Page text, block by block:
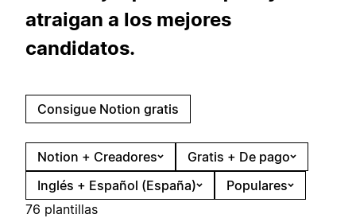
atraigan a los mejores
candidatos.
Consigue Notion gratis
Notion + Creadores
Gratis + De pago
Inglés + Español (España)
Populares
76 plantillas